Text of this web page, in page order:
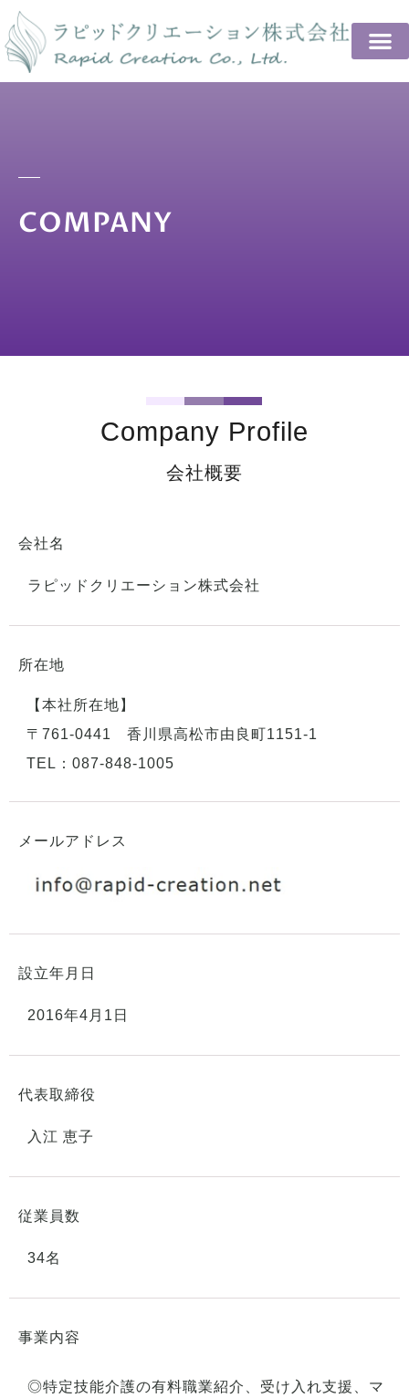
COMPANY
Company Profile
会社概要
会社名
ラピッドクリエーション株式会社
所在地
【本社所在地】
〒761-0441 香川県高松市由良町1151-1
TEL：087-848-1005
メールアドレス
設立年月日
2016年4月1日
代表取締役
入江 恵子
従業員数
34名
事業内容
◎特定技能介護の有料職業紹介、受け入れ支援、マ